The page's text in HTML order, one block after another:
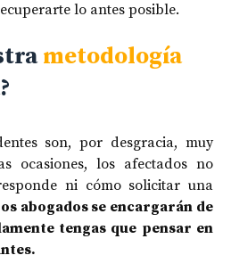
lo antes posible.
metodología
son, por desgracia, muy
ocasiones, los afectados no
ni cómo solicitar una
abogados se encargarán de
tengas que pensar en